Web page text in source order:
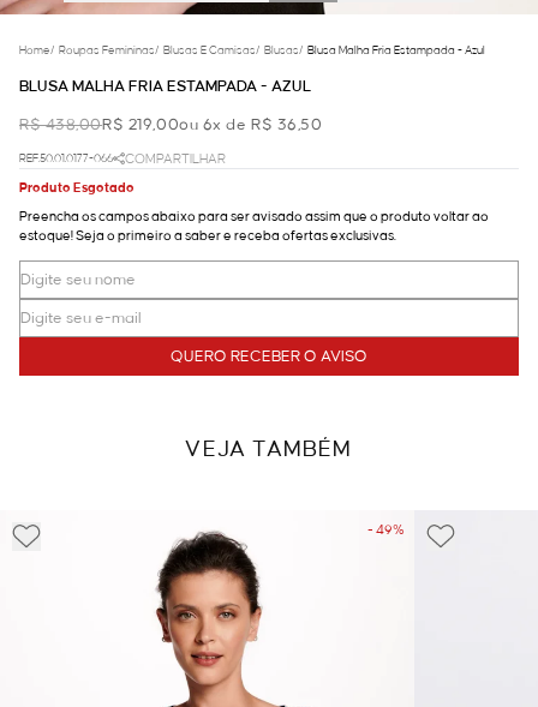
Home/ Roupas Femininas/ Blusas E Camisas/ Blusas/ Blusa Malha Fria Estampada - Azul
BLUSA MALHA FRIA ESTAMPADA - AZUL
R$ 438,00R$ 219,00ou 6x de R$ 36,50
REF.50.01.0177-066
COMPARTILHAR
Produto Esgotado
Preencha os campos abaixo para ser avisado assim que o produto voltar ao
estoque! Seja o primeiro a saber e receba ofertas exclusivas.
QUERO RECEBER O AVISO
VEJA TAMBÉM
- 49%